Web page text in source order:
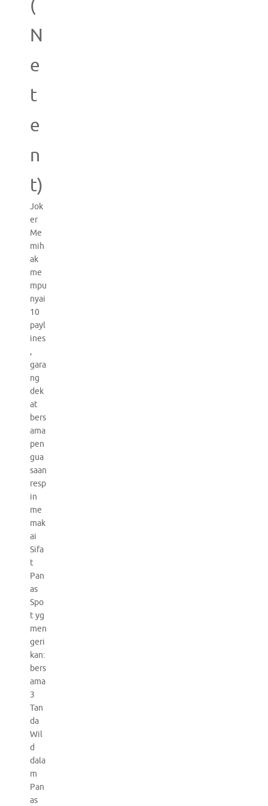
(
N
e
t
e
n
t)
Jok
er
Me
mih
ak
me
mpu
nyai
10
payl
ines
,
gara
ng
dek
at
bers
ama
pen
gua
saan
resp
in
me
mak
ai
Sifa
t
Pan
as
Spo
t yg
men
geri
kan:
bers
ama
3
Tan
da
Wil
d
dala
m
Pan
as